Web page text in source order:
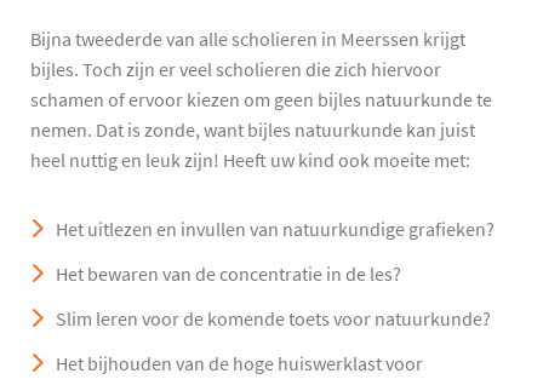
Bijna tweederde van alle scholieren in Meerssen krijgt
bijles. Toch zijn er veel scholieren die zich hiervoor
schamen of ervoor kiezen om geen bijles natuurkunde te
nemen. Dat is zonde, want bijles natuurkunde kan juist
heel nuttig en leuk zijn! Heeft uw kind ook moeite met:
Het uitlezen en invullen van natuurkundige grafieken?
Het bewaren van de concentratie in de les?
Slim leren voor de komende toets voor natuurkunde?
Het bijhouden van de hoge huiswerklast voor